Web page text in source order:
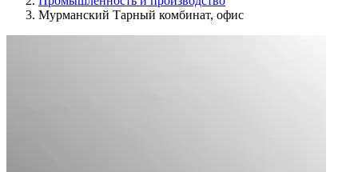
Мурманский Тарный комбинат, офис